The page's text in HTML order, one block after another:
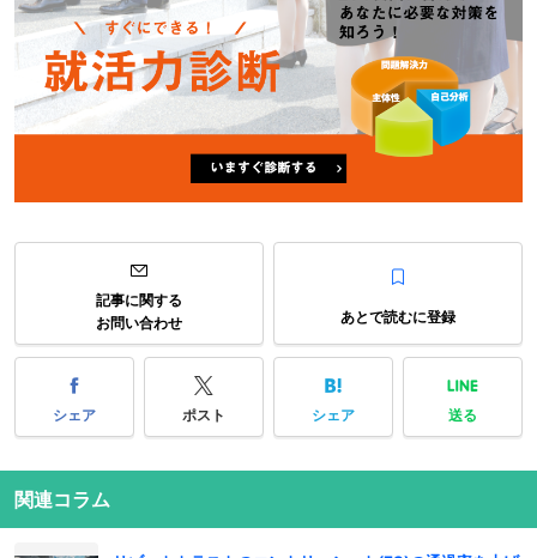
記事に関する
お問い合わせ
あとで読むに登録
シェア ポスト シェア 送る
関連コラム